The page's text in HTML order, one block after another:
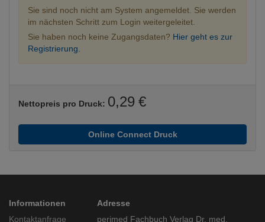
Sie sind noch nicht am System angemeldet. Sie werden
im nächsten Schritt zum Login weitergeleitet.
Sie haben noch keine Zugangsdaten? Hier geht es zur
Registrierung.
Nettopreis pro Druck: 0,29 €
Online Connect Druck
Informationen
Kontaktanfrage
Adresse
perimed Fachbuch Verlag Dr. med.